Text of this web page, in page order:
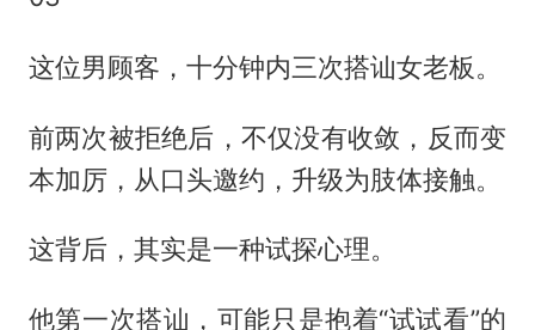
这位男顾客，十分钟内三次搭讪女老板。
前两次被拒绝后，不仅没有收敛，反而变
本加厉，从口头邀约，升级为肢体接触。
这背后，其实是一种试探心理。
他第一次搭讪，可能只是抱着“试试看”的